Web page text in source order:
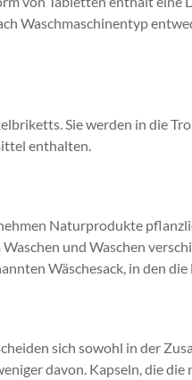
Waschmaschinentyp
Sie werden in die
enthalten.
Naturprodukte
Waschen und Waschen
Wäschesack, in den
sich sowohl in der
davon. Kapseln, die